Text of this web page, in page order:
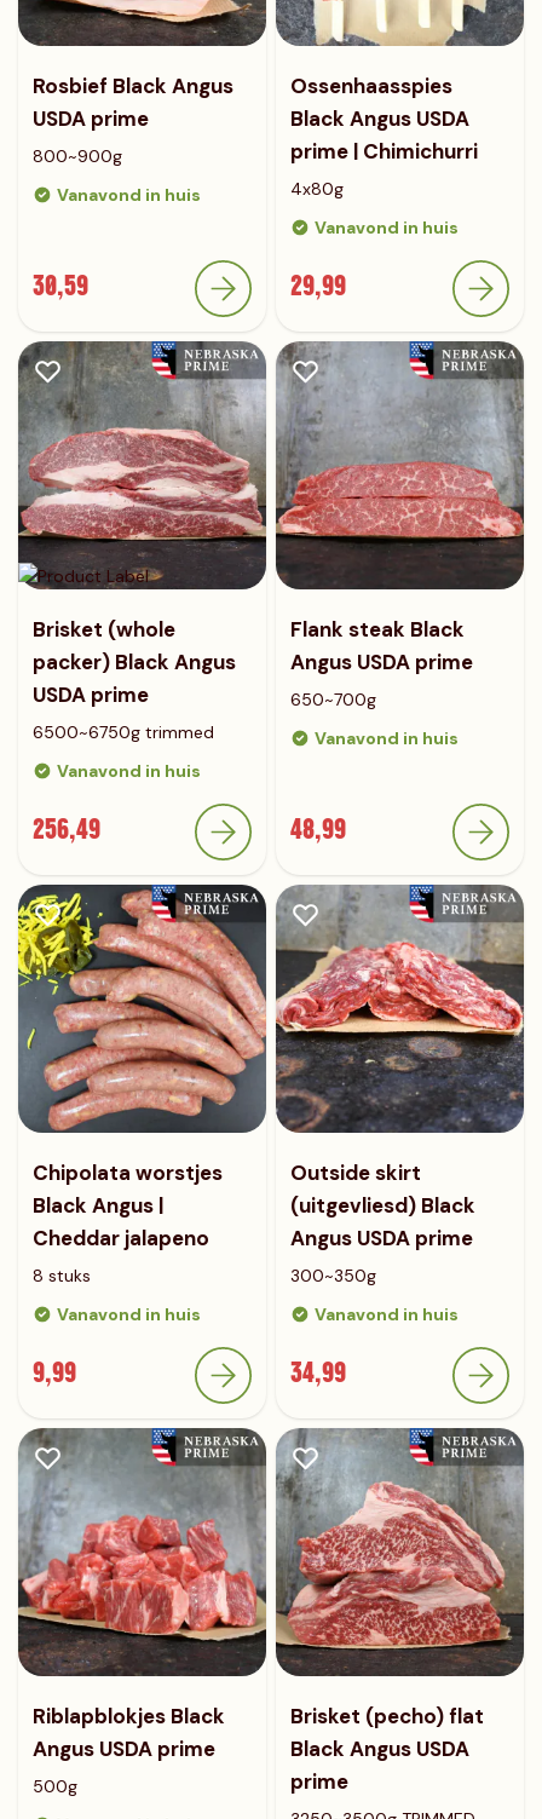
Rosbief Black Angus
USDA prime
800~900g
Vanavond in huis
30,59
Ossenhaasspies
Black Angus USDA
prime | Chimichurri
4x80g
Vanavond in huis
29,99
Brisket (whole
packer) Black Angus
USDA prime
6500~6750g trimmed
Vanavond in huis
256,49
Flank steak Black
Angus USDA prime
650~700g
Vanavond in huis
48,99
Chipolata worstjes
Black Angus |
Cheddar jalapeno
8 stuks
Vanavond in huis
9,99
Outside skirt
(uitgevliesd) Black
Angus USDA prime
300~350g
Vanavond in huis
34,99
Riblapblokjes Black
Angus USDA prime
500g
Brisket (pecho) flat
Black Angus USDA
prime